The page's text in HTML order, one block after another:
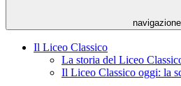
navigazione
Il Liceo Classico
La storia del Liceo
Il Liceo Classico oggi: la